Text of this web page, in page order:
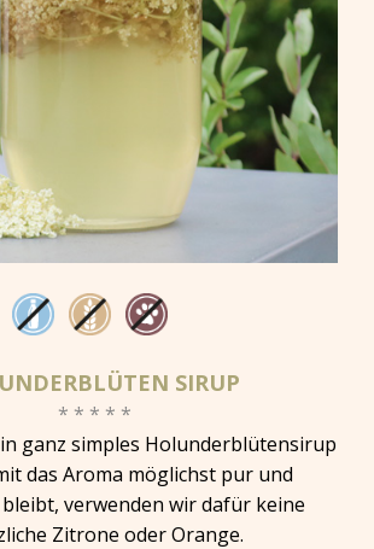
SIRUP
* * * * *
ganz simples Holunderblütensirup
das Aroma möglichst pur und
verwenden wir dafür keine
Zitrone oder Orange.